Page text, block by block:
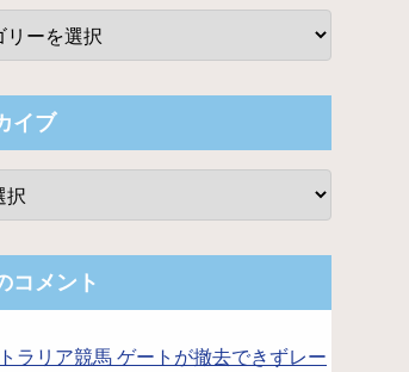
イブ
コメント
ラリア競馬 ゲートが撤去できずレー